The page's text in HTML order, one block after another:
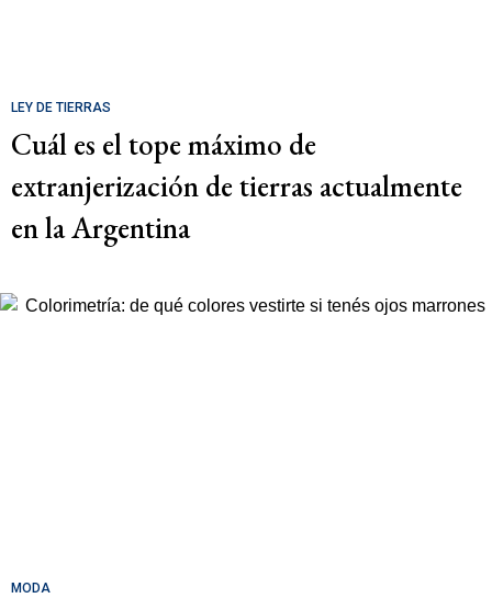
LEY DE TIERRAS
Cuál es el tope máximo de
extranjerización de tierras actualmente
en la Argentina
MODA